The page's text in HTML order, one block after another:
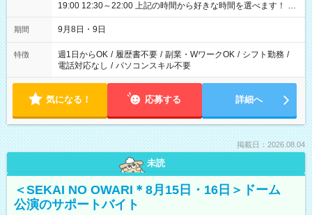
19:00 12:30～22:00 上記の時間から好きな時間を選べます！ ※
時間は変更となる可能性があります
期間 9月8日・9日
特徴 週1日からOK / 履歴書不要 / 副業・WワークOK / シフト勤務 /
電話対応なし / パソコンスキル不要
気になる！ 応募する 詳細へ
掲載日：2026.08.04
未読
＜SEKAI NO OWARI＊8月15日・16日＞ドーム
公演のサポートバイト